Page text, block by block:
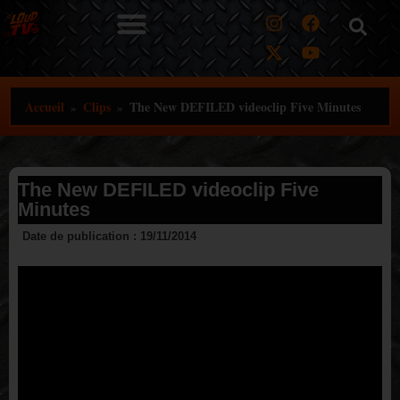
contenu
Accueil » Clips » The New DEFILED videoclip Five Minutes
The New DEFILED videoclip Five
Minutes
Date de publication : 19/11/2014